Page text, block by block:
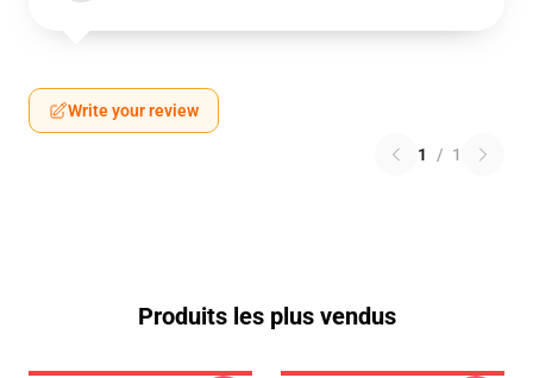
Write your review
1 / 1
Produits les plus vendus